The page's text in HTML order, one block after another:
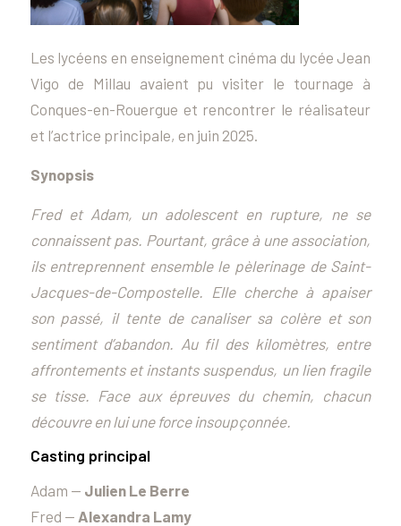
Les lycéens en enseignement cinéma du lycée Jean
Vigo de Millau avaient pu visiter le tournage à
Conques-en-Rouergue et rencontrer le réalisateur
et l’actrice principale, en juin 2025.
Synopsis
Fred et Adam, un adolescent en rupture, ne se
connaissent pas. Pourtant, grâce à une association,
ils entreprennent ensemble le pèlerinage de Saint-
Jacques-de-Compostelle. Elle cherche à apaiser
son passé, il tente de canaliser sa colère et son
sentiment d’abandon. Au fil des kilomètres, entre
affrontements et instants suspendus, un lien fragile
se tisse. Face aux épreuves du chemin, chacun
découvre en lui une force insoupçonnée.
Casting principal
Adam — Julien Le Berre
Fred — Alexandra Lamy